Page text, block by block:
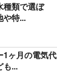
種類で選ぼ
や特...
1ヶ月の電気代
も...